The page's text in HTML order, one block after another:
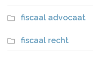
fiscaal advocaat
fiscaal recht